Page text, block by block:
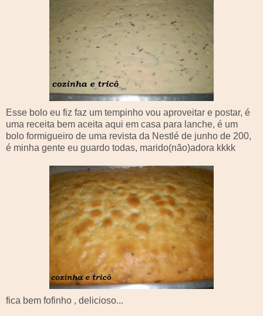
Esse bolo eu fiz faz um tempinho vou aproveitar e postar, é
uma receita bem aceita aqui em casa para lanche, é um
bolo formigueiro de uma revista da Nestlé de junho de 200,
é minha gente eu guardo todas, marido(não)adora kkkk
fica bem fofinho , delicioso...